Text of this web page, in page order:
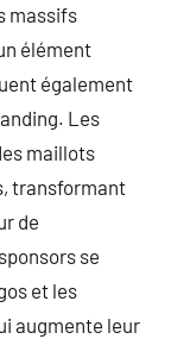
massifs
élément
également
Les
maillots
transformant
de
se
et les
augmente leur